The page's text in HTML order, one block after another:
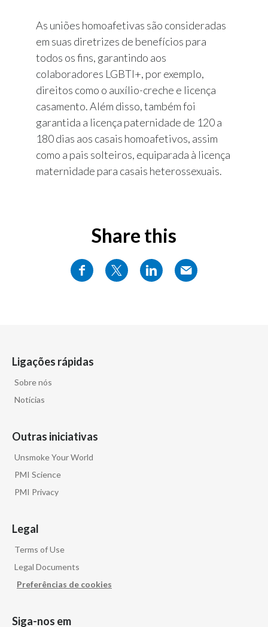
As uniões homoafetivas são consideradas
em suas diretrizes de benefícios para
todos os fins, garantindo aos
colaboradores LGBTI+, por exemplo,
direitos como o auxílio-creche e licença
casamento. Além disso, também foi
garantida a licença paternidade de 120 a
180 dias aos casais homoafetivos, assim
como a pais solteiros, equiparada à licença
maternidade para casais heterossexuais.
Share this
Ligações rápidas
Sobre nós
Notícias
Outras iniciativas
Unsmoke Your World
PMI Science
PMI Privacy
Legal
Terms of Use
Legal Documents
Preferências de cookies
Siga-nos em